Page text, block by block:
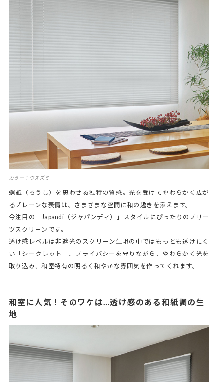
カラー：ウスズミ
蝋紙（ろうし）を思わせる独特の質感。光を受けてやわらかく広が
るプレーンな表情は、さまざまな空間に和の趣きを添えます。
今注目の「Japandi（ジャパンディ）」スタイルにぴったりのプリー
ツスクリーンです。
透け感レベルは非遮光のスクリーン生地の中ではもっとも透けにく
い「シークレット」。プライバシーを守りながら、やわらかく光を
取り込み、和室特有の明るく和やかな雰囲気を作ってくれます。
和室に人気！そのワケは…透け感のある和紙調の生
地